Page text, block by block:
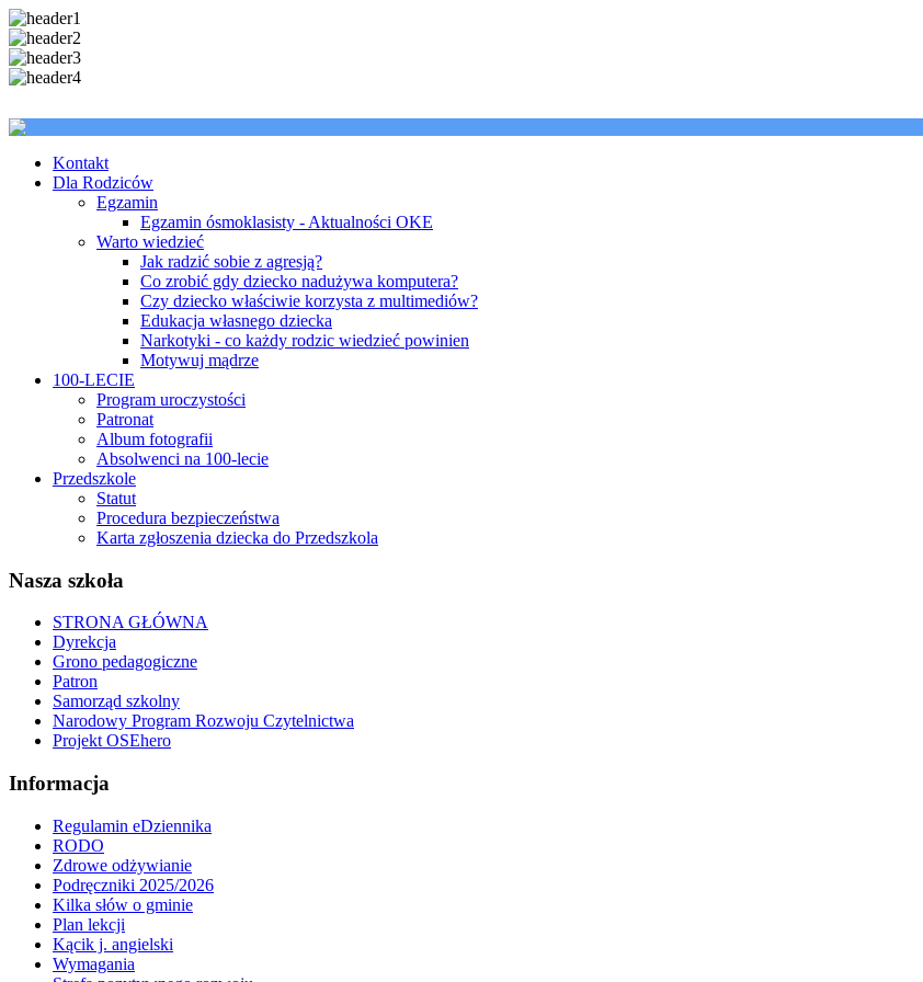
Kontakt
Dla Rodziców
Egzamin
Egzamin ósmoklasisty - Aktualności OKE
Warto wiedzieć
Jak radzić sobie z agresją?
Co zrobić gdy dziecko nadużywa komputera?
Czy dziecko właściwie korzysta z multimediów?
Edukacja własnego dziecka
Narkotyki - co każdy rodzic wiedzieć powinien
Motywuj mądrze
100-LECIE
Program uroczystości
Patronat
Album fotografii
Absolwenci na 100-lecie
Przedszkole
Statut
Procedura bezpieczeństwa
Karta zgłoszenia dziecka do Przedszkola
Nasza szkoła
STRONA GŁÓWNA
Dyrekcja
Grono pedagogiczne
Patron
Samorząd szkolny
Narodowy Program Rozwoju Czytelnictwa
Projekt OSEhero
Informacja
Regulamin eDziennika
RODO
Zdrowe odżywianie
Podręczniki 2025/2026
Kilka słów o gminie
Plan lekcji
Kącik j. angielski
Wymagania